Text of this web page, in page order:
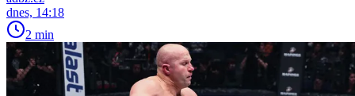
dnes, 14:18
2 min